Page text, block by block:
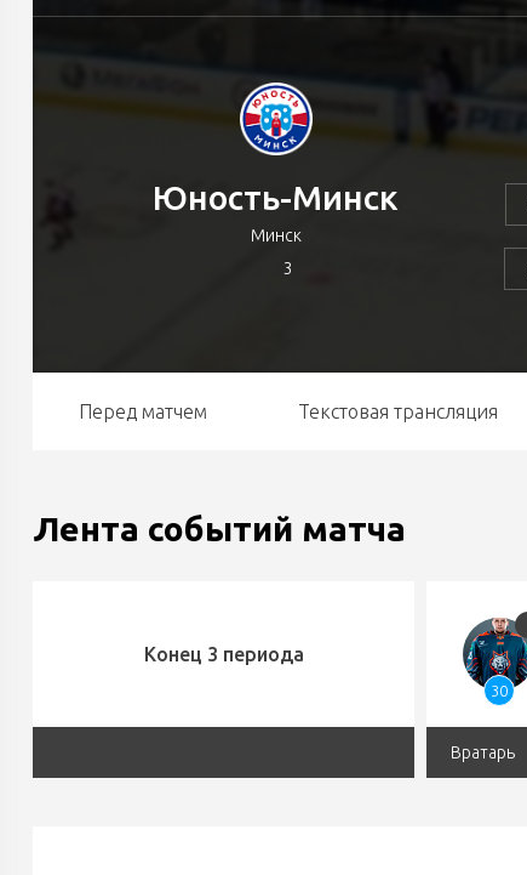
Юность-Минск
Минск
3
Перед матчем Текстовая трансляция
Лента событий матча
Конец 3 периода
30
Вратарь